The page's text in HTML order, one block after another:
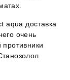
aqua доставка
очень